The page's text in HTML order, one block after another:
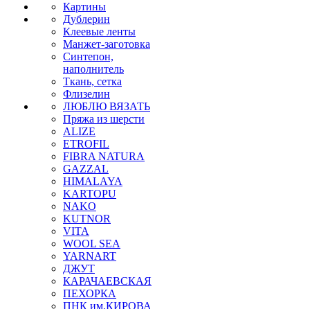
Картины
Дублерин
Клеевые ленты
Манжет-заготовка
Синтепон,
наполнитель
Ткань, сетка
Флизелин
ЛЮБЛЮ ВЯЗАТЬ
Пряжа из шерсти
ALIZE
ETROFIL
FIBRA NATURA
GAZZAL
HIMALAYA
KARTOPU
NAKO
KUTNOR
VITA
WOOL SEA
YARNART
ДЖУТ
КАРАЧАЕВСКАЯ
ПЕХОРКА
ПНК им.КИРОВА